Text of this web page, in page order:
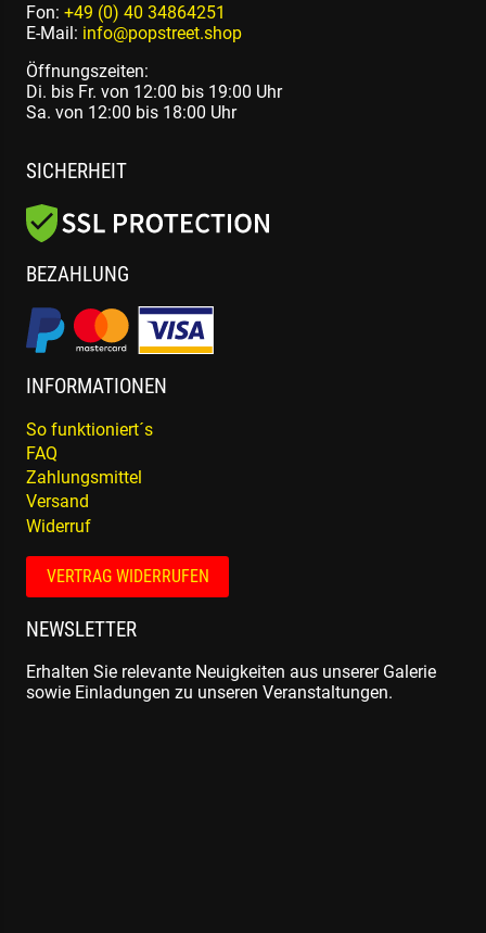
Fon: +49 (0) 40 34864251
E-Mail: info@popstreet.shop
Öffnungszeiten:
Di. bis Fr. von 12:00 bis 19:00 Uhr
Sa. von 12:00 bis 18:00 Uhr
SICHERHEIT
BEZAHLUNG
INFORMATIONEN
So funktioniert´s
FAQ
Zahlungsmittel
Versand
Widerruf
VERTRAG WIDERRUFEN
NEWSLETTER
Erhalten Sie relevante Neuigkeiten aus unserer Galerie
sowie Einladungen zu unseren Veranstaltungen.